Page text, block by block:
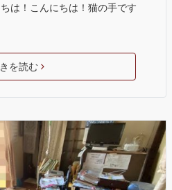
は！こんにちは！猫の手です
を読む